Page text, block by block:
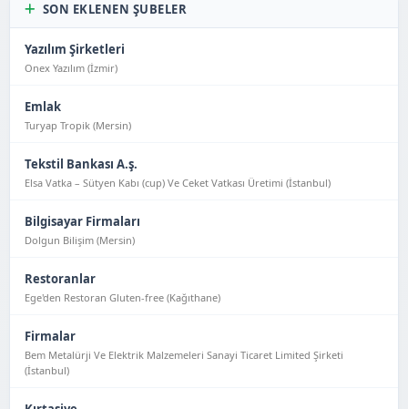
SON EKLENEN ŞUBELER
Yazılım Şirketleri
Onex Yazılım (İzmir)
Emlak
Turyap Tropik (Mersin)
Tekstil Bankası A.ş.
Elsa Vatka – Sütyen Kabı (cup) Ve Ceket Vatkası Üretimi (İstanbul)
Bilgisayar Firmaları
Dolgun Bilişim (Mersin)
Restoranlar
Ege'den Restoran Gluten-free (Kağıthane)
Firmalar
Bem Metalürji Ve Elektrik Malzemeleri Sanayi Ticaret Limited Şirketi
(İstanbul)